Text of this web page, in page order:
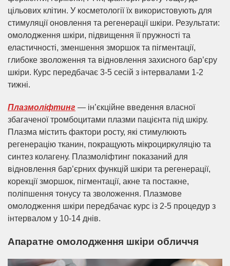
цільових клітин. У косметології їх використовують для
стимуляції оновлення та регенерації шкіри. Результати:
омолодження шкіри, підвищення її пружності та
еластичності, зменшення зморшок та пігментації,
глибоке зволоження та відновлення захисного бар’єру
шкіри. Курс передбачає 3-5 сесій з інтервалами 1-2
тижні.
Плазмоліфтинг — ін’єкційне введення власної
збагаченої тромбоцитами плазми пацієнта під шкіру.
Плазма містить фактори росту, які стимулюють
регенерацію тканин, покращують мікроциркуляцію та
синтез колагену. Плазмоліфтинг показаний для
відновлення бар’єрних функцій шкіри та регенерації,
корекції зморшок, пігментації, акне та постакне,
поліпшення тонусу та зволоження. Плазмове
омолодження шкіри передбачає курс із 2-5 процедур з
інтервалом у 10-14 днів.
Апаратне омолодження шкіри обличчя